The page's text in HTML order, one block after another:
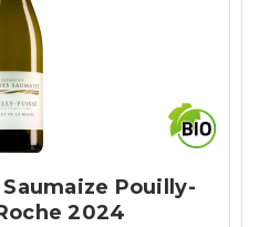
Pouilly-
2024